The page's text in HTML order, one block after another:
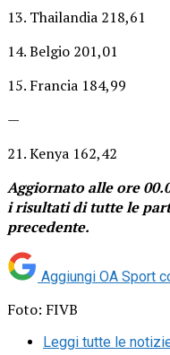
13. Thailandia 218,61
14. Belgio 201,01
15. Francia 184,99
—
21. Kenya 162,42
Aggiornato alle ore
i risultati di tutte le
precedente.
Aggiungi OA Sport
Foto: FIVB
Leggi tutte le